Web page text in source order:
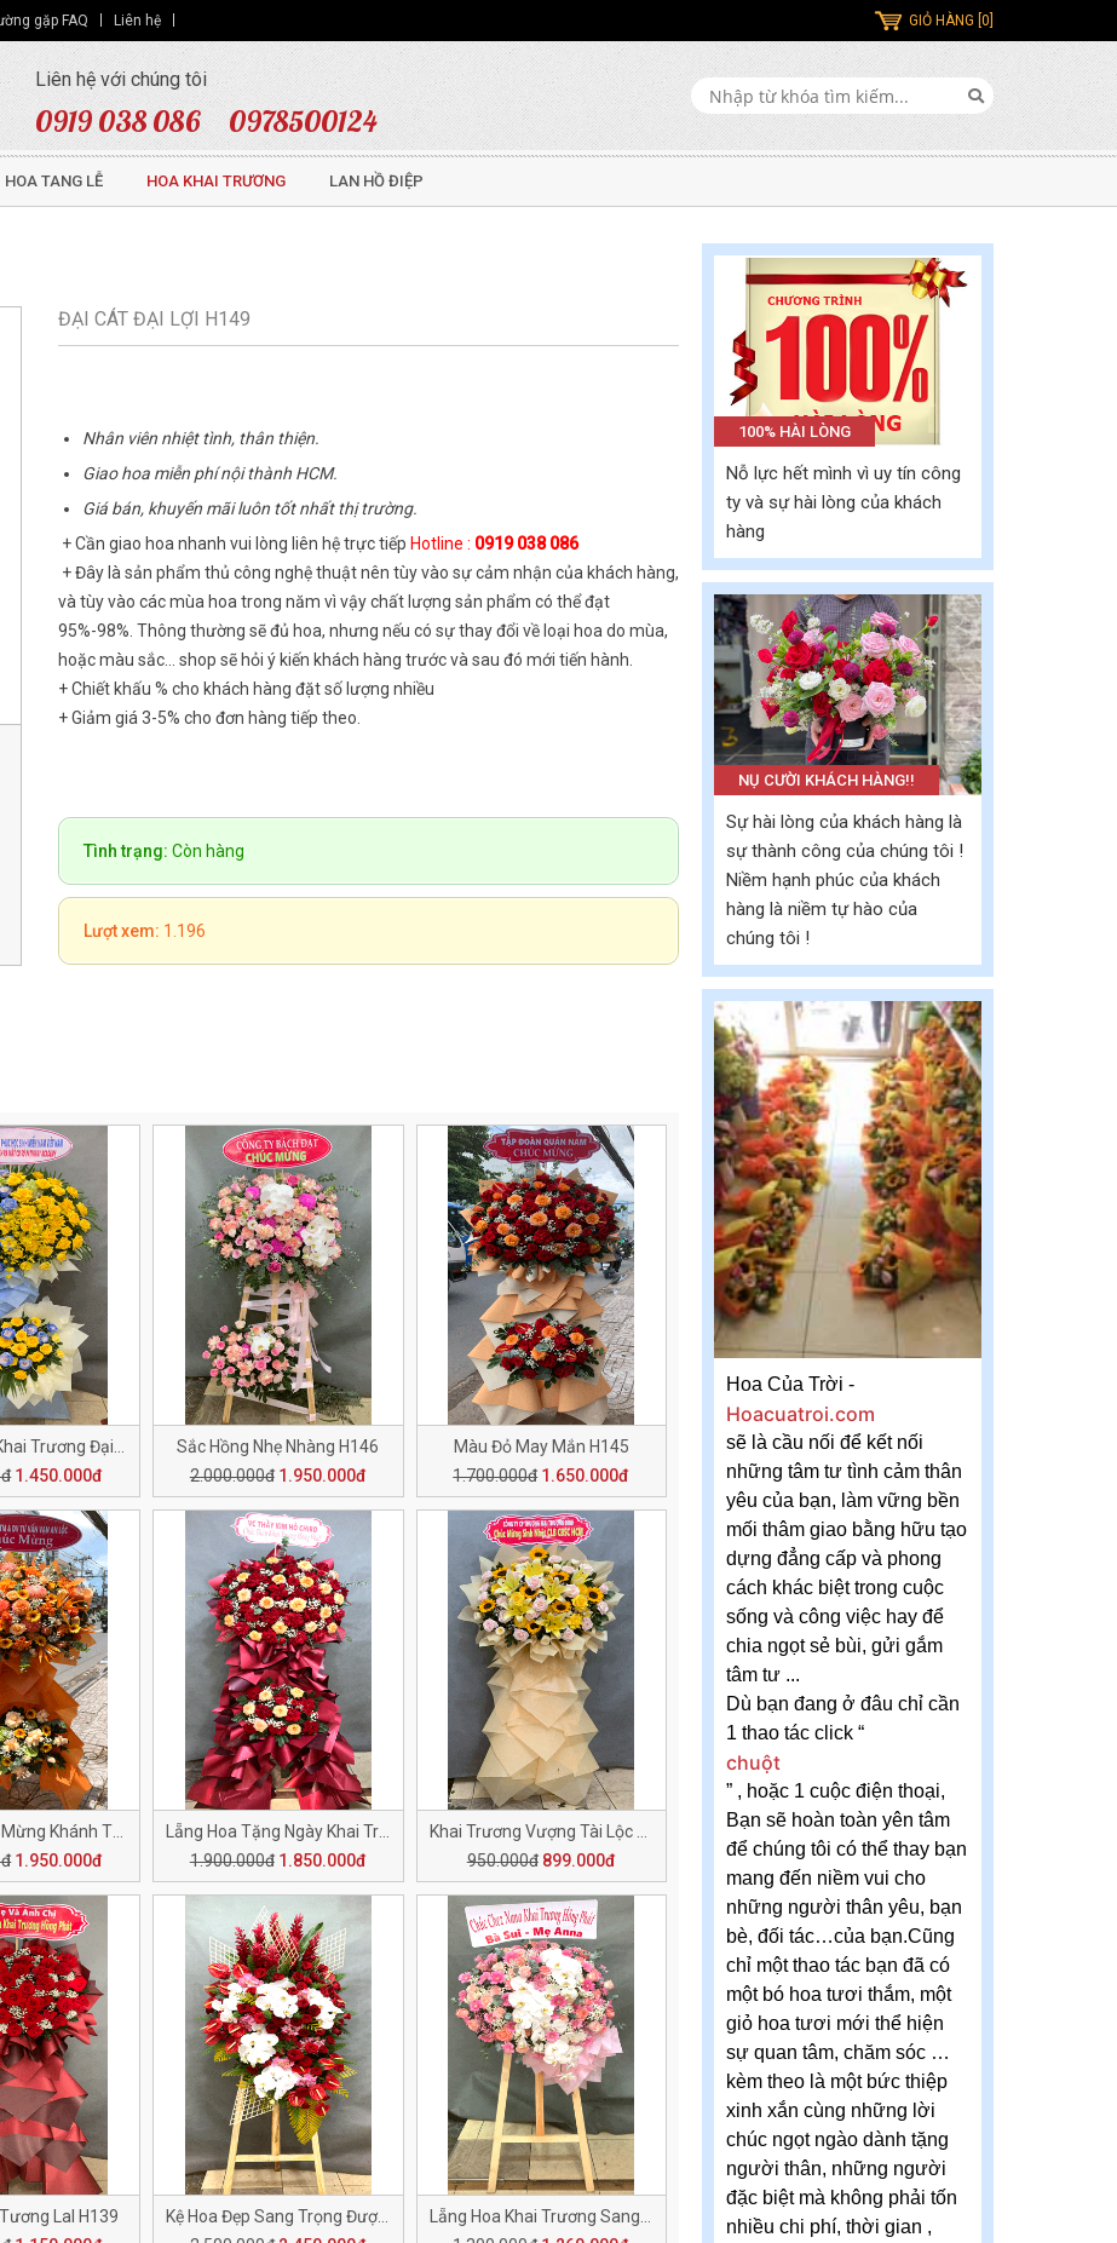
gặp FAQ Liên hệ GIỎ HÀNG [0]
Liên hệ với chúng tôi
0919 038 086 0978500124
HOA TANG LỄ HOA KHAI TRƯƠNG LAN HỒ ĐIỆP
ĐẠI CÁT ĐẠI LỢI H149
Nhân viên nhiệt tình, thân thiện.
Giao hoa miễn phí nội thành HCM.
Giá bán, khuyến mãi luôn tốt nhất thị trường.
+ Cần giao hoa nhanh vui lòng liên hệ trực tiếp Hotline : 0919 038 086
+ Đây là sản phẩm thủ công nghệ thuật nên tùy vào sự cảm nhận của khách hàng,
và tùy vào các mùa hoa trong năm vì vậy chất lượng sản phẩm có thể đạt
95%-98%. Thông thường sẽ đủ hoa, nhưng nếu có sự thay đổi về loại hoa do mùa,
hoặc màu sắc... shop sẽ hỏi ý kiến khách hàng trước và sau đó mới tiến hành.
+ Chiết khấu % cho khách hàng đặt số lượng nhiều
+ Giảm giá 3-5% cho đơn hàng tiếp theo.
Tình trạng: Còn hàng
Lượt xem: 1.196
1.450.000đ
Sắc Hồng Nhẹ Nhàng H146
2.000.000đ 1.950.000đ
Màu Đỏ May Mắn H145
1.700.000đ 1.650.000đ
Kệ Hoa Chúc Mừng Khánh Thành H143
1.950.000đ
1.900.000đ 1.850.000đ
950.000đ 899.000đ
LaI H139
Kệ Hoa Đẹp Sang Trọng Được Lựa Chọn H138
100% HÀI LÒNG
Nỗ lực hết mình vì uy tín công
ty và sự hài lòng của khách
hàng
NỤ CƯỜI KHÁCH HÀNG!!
Sự hài lòng của khách hàng là
sự thành công của chúng tôi !
Niềm hạnh phúc của khách
hàng là niềm tự hào của
chúng tôi !
Hoa Của Trời -
Hoacuatroi.com
sẽ là cầu nối để kết nối
những tâm tư tình cảm thân
yêu của bạn, làm vững bền
mối thâm giao bằng hữu tạo
dựng đẳng cấp và phong
cách khác biệt trong cuộc
sống và công việc hay để
chia ngọt sẻ bùi, gửi gắm
tâm tư ...
Dù bạn đang ở đâu chỉ cần
1 thao tác click “
chuột
” , hoặc 1 cuộc điện thoại,
Bạn sẽ hoàn toàn yên tâm
để chúng tôi có thể thay bạn
mang đến niềm vui cho
những người thân yêu, bạn
bè, đối tác…của bạn.Cũng
chỉ một thao tác bạn đã có
một bó hoa tươi thắm, một
giỏ hoa tươi mới thể hiện
sự quan tâm, chăm sóc …
kèm theo là một bức thiệp
xinh xắn cùng những lời
chúc ngọt ngào dành tặng
người thân, những người
đặc biệt mà không phải tốn
nhiều chi phí, thời gian ,